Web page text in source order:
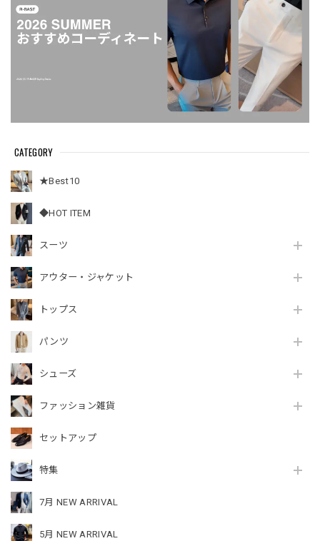
CATEGORY
★Best10
◆HOT ITEM
スーツ
アウター・ジャケット
トップス
パンツ
シューズ
ファッション雑貨
セットアップ
特集
7月 NEW ARRIVAL
5月 NEW ARRIVAL